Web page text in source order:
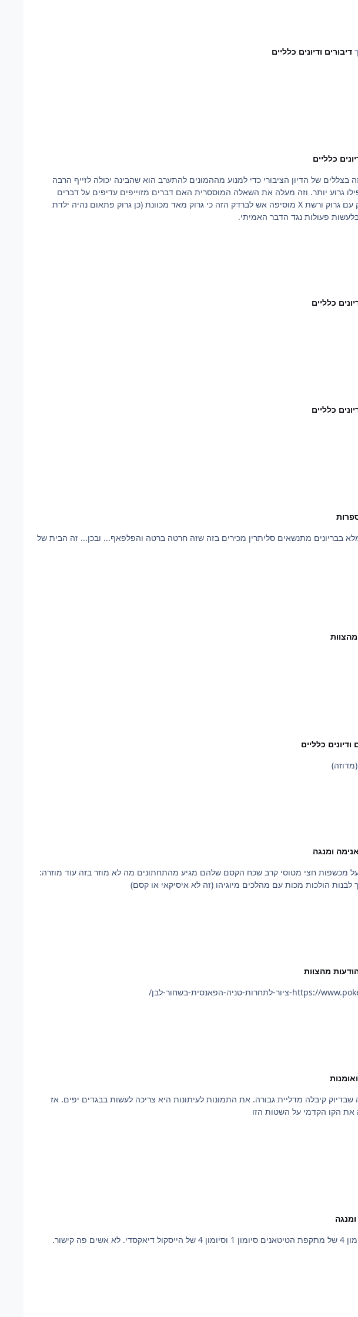
דיבורים ודיונים כלליים
כלליים
זה ועדיין זה בצללים של הדיון הציבורי כדי למנוע מההמונים להתערב הוא שהבינה יכולה לזייף הרבה
גרוע יותר. וזה מעלה את השאלה המוססרית האם דברים מזוייפים עדיפים על דברים
אמיתיים שבתחתית המוסר האנושי. העמדה של אילון מאסק עם גרוק ורשת X מוסיפה אש לברדק הזה כי גרוק מאד מכוונת (כן גרוק פתאום נהיה ילדת
כלליים
כלליים
מה שיפה זה שבפועל לונה היא ממש מטומטמת גריפינדור מלא בבריונים מתנשאים סליתרין מכירים בזה שזה חרטה ברטה והפלפאף... ובכן... זה הבית של
ודיונים כלליים
אנימה ומנגה
strike witches קודם כל הפתיח מדהים זה בצד זה אנימה על מכשפות חצי מטוסי קרב שכח הקסם שלהם מגיע מהתחתונים מה לא מוזר בזה עוד מוזרה:
מהצוות
העולם הראשונה שבדיוק קיבלה מדליית גבורה. את התמונות לעיתונות היא צריכה לעשות בבגדים יפים. אז
את הקו הקדמי על השטות הזו
סיומון 2( הוא היה רק בפרק וחצי בערך) של youjo senki סיומון 4 של מתקפת הטיטאנים סיומון 1 וסיומון 4 של הייסקול דיאקסדי. לא אשים פה קישור.